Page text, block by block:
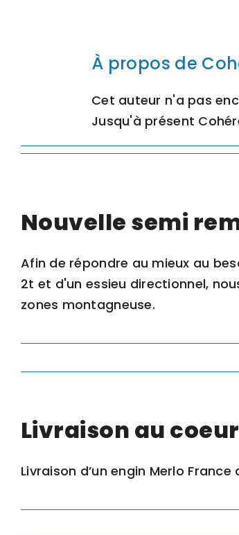
À propos de
Cet auteur n'a pas
Jusqu'à présent
Nouvelle semi
Afin de répondre au mieux au
2t et d'un essieu directionnel,
zones montagneuse.
Livraison au
Livraison d’un engin Merlo